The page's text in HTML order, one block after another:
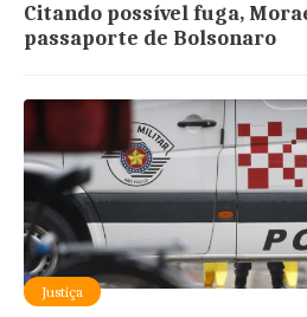
Citando possível fuga,
passaporte de Bolsonaro
Justiça